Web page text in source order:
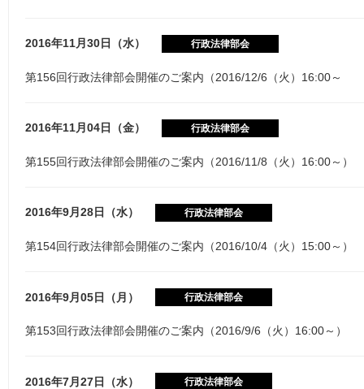
2016年11月30日（水） 行政法律部会
第156回行政法律部会開催のご案内（2016/12/6（火）16:00～
2016年11月04日（金） 行政法律部会
第155回行政法律部会開催のご案内（2016/11/8（火）16:00～）
2016年9月28日（水） 行政法律部会
第154回行政法律部会開催のご案内（2016/10/4（火）15:00～）
2016年9月05日（月） 行政法律部会
第153回行政法律部会開催のご案内（2016/9/6（火）16:00～）
2016年7月27日（水） 行政法律部会